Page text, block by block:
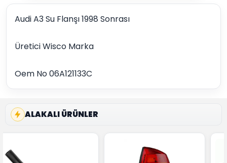
Audi A3 Su Flanşı 1998 Sonrası
Üretici Wisco Marka
Oem No 06A121133C
ALAKALI ÜRÜNLER